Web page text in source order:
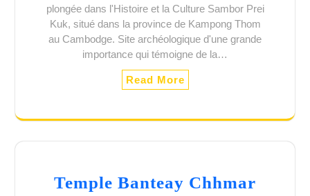
plongée dans l'Histoire et la Culture Sambor Prei
Kuk, situé dans la province de Kampong Thom
au Cambodge. Site archéologique d'une grande
importance qui témoigne de la…
Read More
Temple Banteay Chhmar